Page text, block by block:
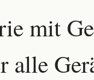
mit
alle